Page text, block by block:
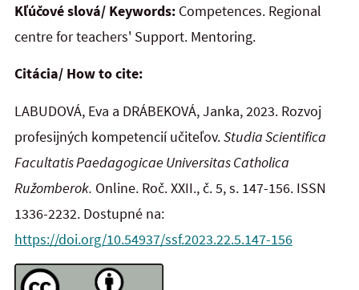
Kľúčové slová/ Keywords: Competences. Regional
centre for teachers' Support. Mentoring.
Citácia/ How to cite:
LABUDOVÁ, Eva a DRÁBEKOVÁ, Janka, 2023. Rozvoj
profesijných kompetencií učiteľov.Studia Scientifica
Facultatis Paedagogicae Universitas Catholica
Ružomberok. Online. Roč. XXII., č. 5, s. 147-156. ISSN
1336-2232. Dostupné na:
https://doi.org/10.54937/ssf.2023.22.5.147-156